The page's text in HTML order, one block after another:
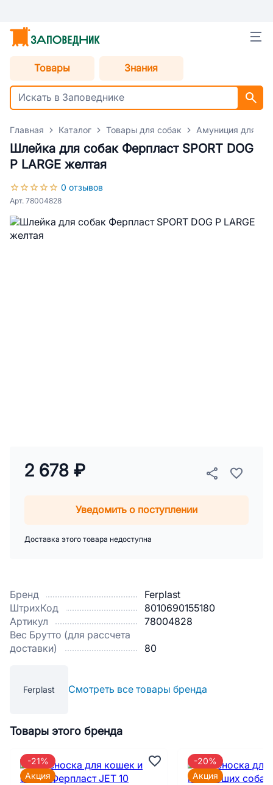
Товары Знания
Главная Каталог Товары для собак Амуниция для
Шлейка для собак Ферпласт SPORT DOG
P LARGE желтая
0 отзывов
Арт. 78004828
Бренд
Ferplast
ШтрихКод
8010690155180
Артикул
78004828
Вес Брутто (для рассчета
доставки)
80
Ferplast Смотреть все товары бренда
2 678 ₽
Уведомить о поступлении
Доставка этого товара недоступна
Товары этого бренда
-21%
Акция
-20%
Акция